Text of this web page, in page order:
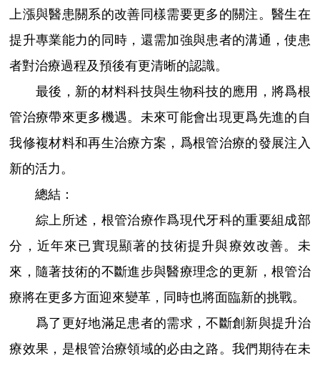
上漲與醫患關系的改善同樣需要更多的關注。醫生在
提升專業能力的同時，還需加強與患者的溝通，使患
者對治療過程及預後有更清晰的認識。
最後，新的材料科技與生物科技的應用，將爲根
管治療帶來更多機遇。未來可能會出現更爲先進的自
我修複材料和再生治療方案，爲根管治療的發展注入
新的活力。
總結：
綜上所述，根管治療作爲現代牙科的重要組成部
分，近年來已實現顯著的技術提升與療效改善。未
來，隨著技術的不斷進步與醫療理念的更新，根管治
療將在更多方面迎來變革，同時也將面臨新的挑戰。
爲了更好地滿足患者的需求，不斷創新與提升治
療效果，是根管治療領域的必由之路。我們期待在未